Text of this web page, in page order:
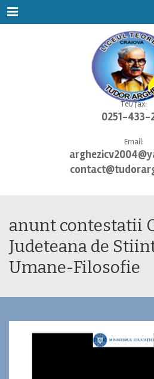
Menu
Tel/fax:
0251-433-
Email:
anunt contestatii
Judeteana de
Umane-Filosofie